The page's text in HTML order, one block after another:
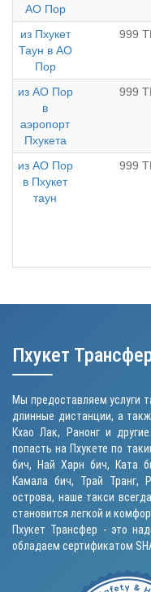
АО Пор
из Пхукет
Таун в АО
Пор
999
из АО Пор
в
аэропорт
Пхукета
999
из АО Пор
в Пхукет
таун
999
Пхукет
Мы предоставляем услуги
длинные дистанции, а
Кхао Лак, Ранонг и
попасть на Пхукете по
бич, Най Харн бич, Ката
Камала бич, Трай Транг,
острова, наше такси
становится легкой и
Пхукет Трансфер - это
обладаем сертификатом